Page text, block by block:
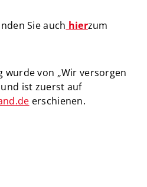
Sie auch hierzum
wurde von „Wir versorgen
ist zuerst auf
erschienen.